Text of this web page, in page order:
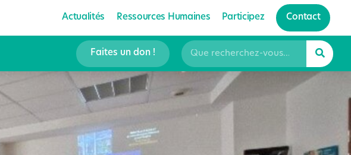
Actualités Ressources Humaines Participez Contact
Faites un don !